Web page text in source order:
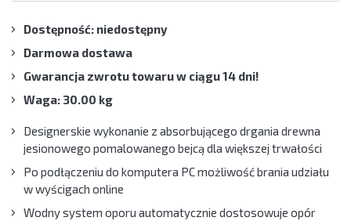
Dostępność: niedostępny
Darmowa dostawa
Gwarancja zwrotu towaru w ciągu 14 dni!
Waga: 30.00 kg
Designerskie wykonanie z absorbującego drgania drewna
jesionowego pomalowanego bejcą dla większej trwałości
Po podłączeniu do komputera PC możliwość brania udziału
w wyścigach online
Wodny system oporu automatycznie dostosowuje opór